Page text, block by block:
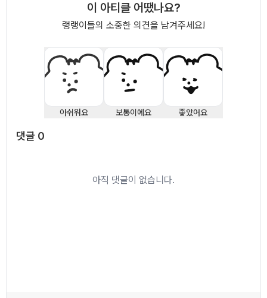
이 아티클 어땠나요?
랭랭이들의 소중한 의견을 남겨주세요!
아쉬워요 보통이에요 좋았어요
댓글 0
아직 댓글이 없습니다.